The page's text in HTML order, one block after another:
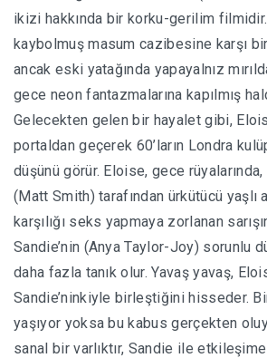
ikizi hakkında bir korku-gerilim filmidir.
kaybolmuş masum cazibesine karşı
ancak eski yatağında yapayalnız
gece neon fantazmalarına kapılmış
Gelecekten gelen bir hayalet gibi,
portaldan geçerek 60’ların Londra
düşünü görür. Eloise, gece
(Matt Smith) tarafından ürkütücü yaşlı
karşılığı seks yapmaya zorlanan
Sandie’nin (Anya Taylor-Joy) sorunlu
daha fazla tanık olur. Yavaş yavaş,
Sandie’ninkiyle birleştiğini hisseder.
yaşıyor yoksa bu kabus gerçekten
sanal bir varlıktır, Sandie ile